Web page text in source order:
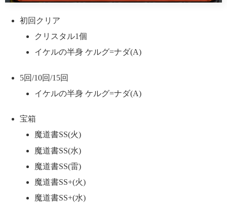
初回クリア
クリスタル1個
イケルの半身 ケルグ=ナダ(A)
5回/10回/15回
イケルの半身 ケルグ=ナダ(A)
宝箱
魔道書SS(火)
魔道書SS(水)
魔道書SS(雷)
魔道書SS+(火)
魔道書SS+(水)